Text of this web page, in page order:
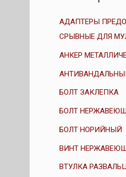
0
з
5
АДАПТЕРЫ
СРЫВНЫЕ ДЛЯ
АНКЕР
БОЛТ ЗАКЛЕПКА
БОЛТ
БОЛТ НОРИЙНЫЙ
ВИНТ
ВТУЛКА